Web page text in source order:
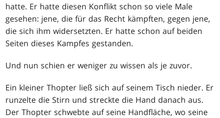
hatte. Er hatte diesen Konflikt schon so viele Male
gesehen: jene, die für das Recht kämpften, gegen jene,
die sich ihm widersetzten. Er hatte schon auf beiden
Seiten dieses Kampfes gestanden.
Und nun schien er weniger zu wissen als je zuvor.
Ein kleiner Thopter ließ sich auf seinem Tisch nieder. Er
runzelte die Stirn und streckte die Hand danach aus.
Der Thopter schwebte auf seine Handfläche, wo seine